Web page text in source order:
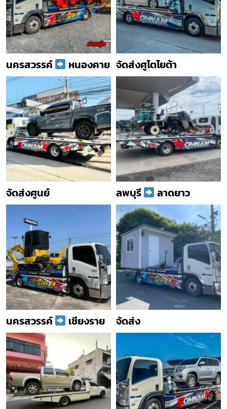
นครสวรรค์ หนองคาย จัดส่งศูโตโยต้า
จัดส่งศูนย์ ลพบุรี ลาดยาว
นครสวรรค์ เชียงราย จัดส่ง